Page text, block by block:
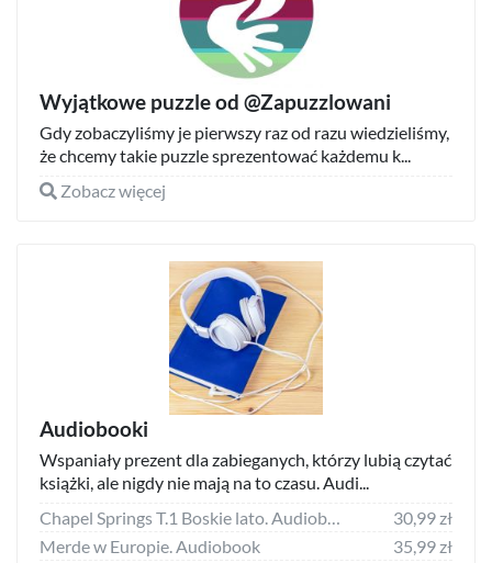
Wyjątkowe puzzle od @Zapuzzlowani
Gdy zobaczyliśmy je pierwszy raz od razu wiedzieliśmy,
że chcemy takie puzzle sprezentować każdemu k...
Zobacz więcej
Audiobooki
Wspaniały prezent dla zabieganych, którzy lubią czytać
książki, ale nigdy nie mają na to czasu. Audi...
Chapel Springs T.1 Boskie lato. Audiobook (393773)
30,99 zł
Merde w Europie. Audiobook
35,99 zł